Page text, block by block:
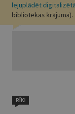
lejuplādēt
bibliotēkas krājuma).
RĪKI